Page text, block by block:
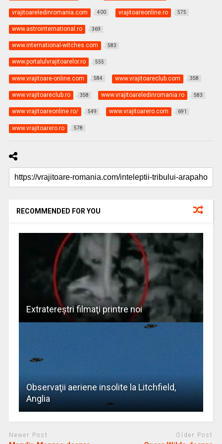
vrajitoareledinromania.com 400 vrajitoareonline.ro 575
www.astrointernational.ro 369
www.international-witches.com 583
www.portalulvrajitoarelor.ro 555
www.vrajitoare-online.com 584 www.vrajitoareclub.com 358
www.vrajitoareclub.ro 358 www.vrajitoareledinromania.ro 583
www.vrajitoareonline.ro/ 549 www.vrajitoarero.com 691
www.vrajitoarero.ro 578
RECOMMENDED FOR YOU
Extratereştri filmaţi printre noi
Observaţii aeriene insolite la Litchfield,
Anglia
Newer Post Older Post